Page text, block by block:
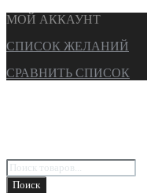
МОЙ АККАУНТ
СПИСОК ЖЕЛАНИЙ
СРАВНИТЬ СПИСОК
Поиск
товаров
Поиск